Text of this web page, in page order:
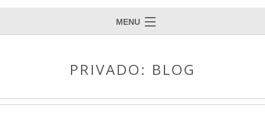
MENU
PRIVADO: BLOG